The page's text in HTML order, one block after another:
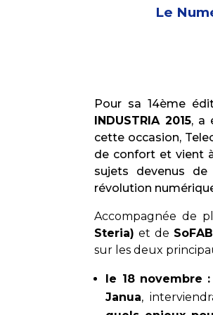
Le
Pour sa 14ème
INDUSTRIA 2015, a
cette occasion,
de confort et vient
sujets devenus de
révolution
Accompagnée de
Steria) et de
sur les deux
le 18 novembre :
Janua,